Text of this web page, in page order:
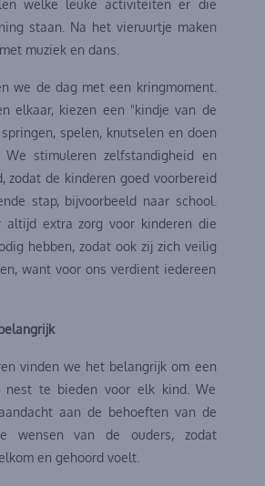
welke leuke activiteiten er die
staan. Na het vieruurtje maken
muziek en dans.
we de dag met een kringmoment.
elkaar, kiezen een "kindje van de
spelen, knutselen en doen
We stimuleren zelfstandigheid en
zodat de kinderen goed voorbereid
stap, bijvoorbeeld naar school.
altijd extra zorg voor kinderen die
hebben, zodat ook zij zich veilig
want voor ons verdient iedereen
vinden we het belangrijk om een
nest te bieden voor elk kind. We
aan de behoeften van de
wensen van de ouders, zodat
en gehoord voelt.